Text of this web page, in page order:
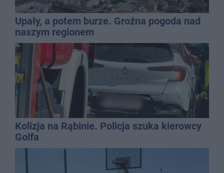
Upały, a potem burze. Groźna pogoda nad
naszym regionem
Kolizja na Rąbinie. Policja szuka kierowcy
Golfa